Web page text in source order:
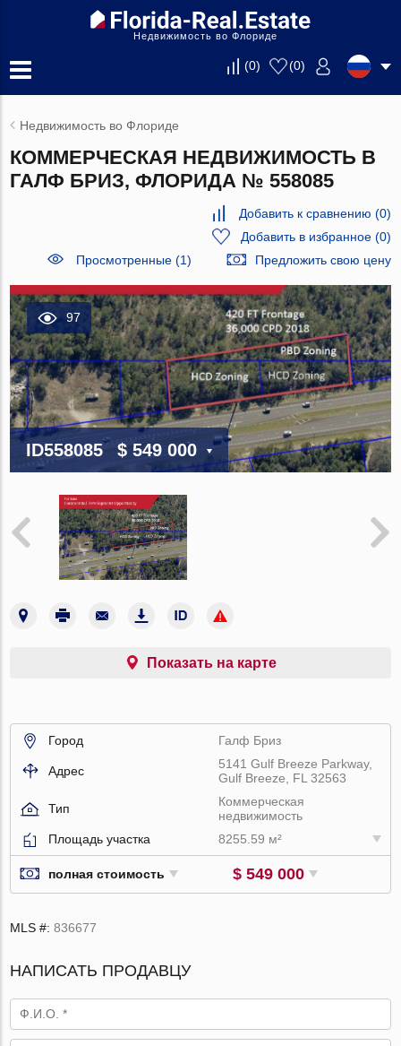
Недвижимость во Флориде
(0) (0)
Недвижимость во Флориде
КОММЕРЧЕСКАЯ НЕДВИЖИМОСТЬ В
ГАЛФ БРИЗ, ФЛОРИДА № 558085
Добавить к сравнению (0)
Добавить в избранное(0)
Просмотренные (1)
Предложить свою цену
97
ID558085 $ 549 000
Показать на карте
Город Галф Бриз
Адрес
5141 Gulf Breeze Parkway,
Gulf Breeze, FL 32563
Тип
Коммерческая
недвижимость
Площадь участка
8255.59 м²
полная стоимость $ 549 000
MLS #:836677
НАПИСАТЬ ПРОДАВЦУ